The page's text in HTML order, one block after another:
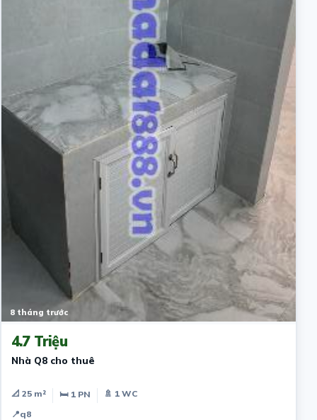
8 tháng trước
4.7 Triệu
Nhà Q8 cho thuê
📐 25 m² 🛏 1 PN
🚿 1 WC
📍q8